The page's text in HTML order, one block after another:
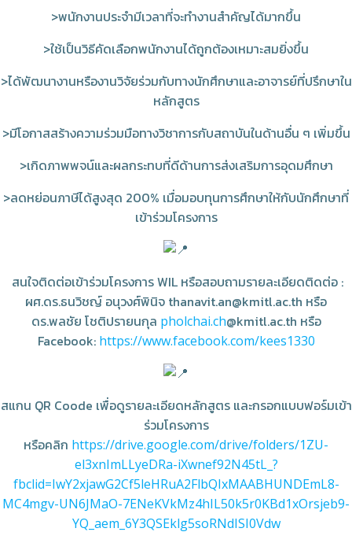
>พนักงานประจำมีเวลาที่จะทำงานสำคัญได้มากขึ้น
>ใช้เป็นวิธีคัดเลือกพนักงานได้ถูกต้องเหมาะสมยิ่งขึ้น
>ได้พัฒนางานหรืองานวิจัยร่วมกับทางนักศึกษาและอาจารย์ที่ปรึกษาใน
หลักสูตร
>มีโอกาสสร้างความร่วมมือทางวิชาการกับสถาบันในด้านอื่น ๆ เพิ่มขึ้น
>เกิดภาพพจน์และผลกระทบที่ดีด้านการส่งเสริมการอุดมศึกษา
>ลดหย่อนภาษีได้สูงสุด 200% เมื่อมอบทุนการศึกษาให้กับนักศึกษาที่
เข้าร่วมโครงการ
สนใจติดต่อเข้าร่วมโครงการ WIL หรือสอบถามรายละเอียดติดต่อ :
ผศ.ดร.ธนวิชญ์ อนุวงศ์พินิจ thanavit.an@kmitl.ac.th หรือ
ดร.พลชัย โชติปรายนกุล pholchai.ch@kmitl.ac.th หรือ
Facebook: https://www.facebook.com/kees1330
สแกน QR Coode เพื่อดูรายละเอียดหลักสูตร และกรอกแบบฟอร์มเข้า
ร่วมโครงการ
หรือคลิก https://drive.google.com/drive/folders/1ZU-
el3xnImLLyeDRa-iXwnef92N45tL_?
fbclid=IwY2xjawG2Cf5leHRuA2FlbQIxMAABHUNDEmL8-
MC4mgv-UN6JMaO-7ENeKVkMz4hIL50k5r0KBd1xOrsjeb9-
YQ_aem_6Y3QSEklg5soRNdISI0Vdw